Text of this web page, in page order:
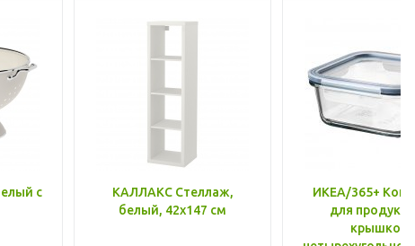
с
КАЛЛАКС Стеллаж,
белый, 42x147 см
ИКЕА/365+
для
крышкой,